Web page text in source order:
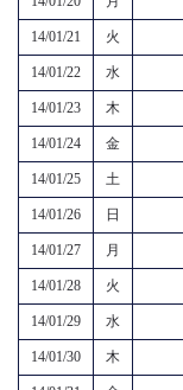
14/01/21 火
14/01/22 水
14/01/23 木
14/01/24 金
14/01/25 土
14/01/26 日
14/01/27 月
14/01/28 火
14/01/29 水
14/01/30 木